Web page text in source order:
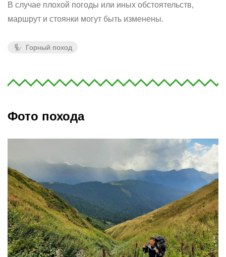
В случае плохой погоды или иных обстоятельств,
маршрут и стоянки могут быть изменены.
Горный поход
Фото похода